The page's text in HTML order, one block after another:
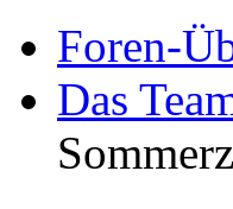
Foren-
Das